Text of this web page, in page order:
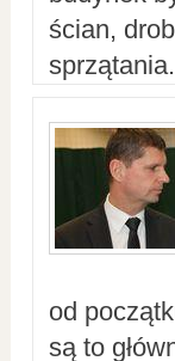
ścian,
sprzątania.
od
są to